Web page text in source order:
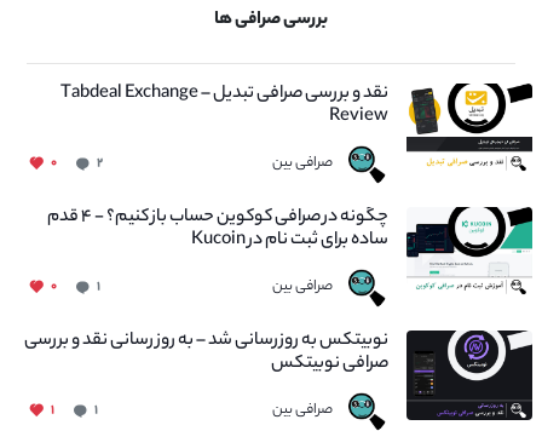
بررسی صرافی ها
نقد و بررسی صرافی تبدیل – Tabdeal Exchange
Review
صرافی بین ۲ ۰
چگونه در صرافی کوکوین حساب باز کنیم؟ - ۴ قدم
ساده برای ثبت نام در Kucoin
صرافی بین ۱ ۰
نوبیتکس به روزرسانی شد – به روز رسانی نقد و بررسی
صرافی نوبیتکس
صرافی بین ۱ ۱